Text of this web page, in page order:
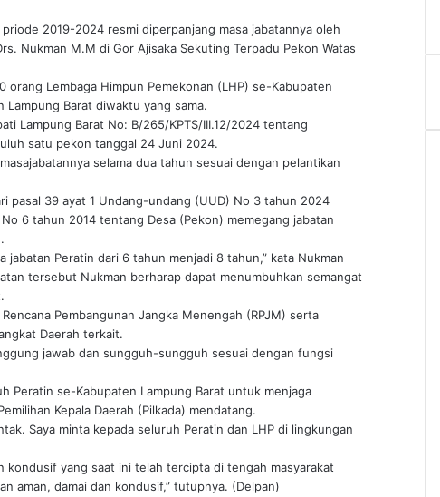
2019-2024 resmi diperpanjang masa jabatannya oleh
Nukman M.M di Gor Ajisaka Sekuting Terpadu Pekon Watas
orang Lembaga Himpun Pemekonan (LHP) se-Kabupaten
Barat diwaktu yang sama.
Lampung Barat No: B/265/KPTS/III.12/2024 tentang
satu pekon tanggal 24 Juni 2024.
selama dua tahun sesuai dengan pelantikan
pasal 39 ayat 1 Undang-undang (UUD) No 3 tahun 2024
6 tahun 2014 tentang Desa (Pekon) memegang jabatan
jabatan Peratin dari 6 tahun menjadi 8 tahun,” kata Nukman
tersebut Nukman berharap dapat menumbuhkan semangat
Pembangunan Jangka Menengah (RPJM) serta
Daerah terkait.
jawab dan sungguh-sungguh sesuai dengan fungsi
Peratin se-Kabupaten Lampung Barat untuk menjaga
Kepala Daerah (Pilkada) mendatang.
Saya minta kepada seluruh Peratin dan LHP di lingkungan
kondusif yang saat ini telah tercipta di tengah masyarakat
aman, damai dan kondusif,” tutupnya. (Delpan)